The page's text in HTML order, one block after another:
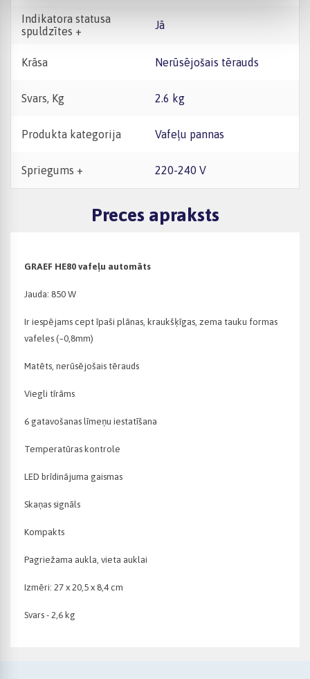
Indikatora statusa
spuldzītes +
Jā
Krāsa Nerūsējošais tērauds
Svars, Kg 2.6 kg
Produkta kategorija Vafeļu pannas
Spriegums + 220-240 V
Preces apraksts
GRAEF HE80 vafeļu automāts
Jauda: 850 W
Ir iespējams cept īpaši plānas, kraukšķīgas, zema tauku formas
vafeles (~0,8mm)
Matēts, nerūsējošais tērauds
Viegli tīrāms
6 gatavošanas līmeņu iestatīšana
Temperatūras kontrole
LED brīdinājuma gaismas
Skaņas signāls
Kompakts
Pagriežama aukla, vieta auklai
Izmēri: 27 x 20,5 x 8,4 cm
Svars - 2,6 kg